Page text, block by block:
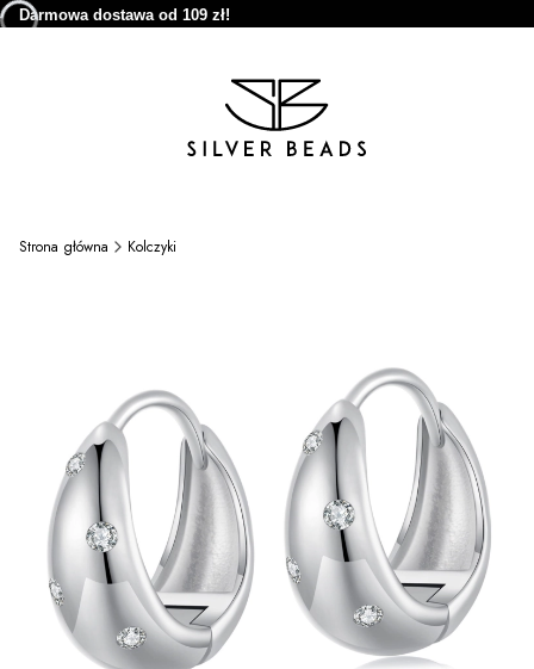
Darmowa dostawa od 109 zł!
Strona główna Kolczyki